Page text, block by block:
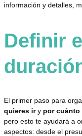
información y detalles,
Definir
El primer paso para
quieres iry por cuánto
pero esto te ayudará a
aspectos: desde el